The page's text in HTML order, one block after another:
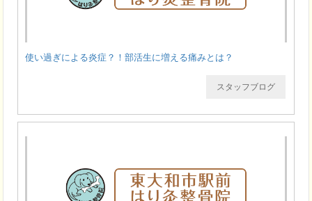
使い過ぎによる炎症？！部活生に増える痛みとは？
スタッフブログ